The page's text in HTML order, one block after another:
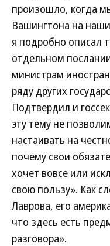
произошло, когда
Вашингтона на
я подробно описал
отдельном
министрам
ряду других
Подтвердил и
эту тему не
настаивать на
почему свои
хочет вовсе или
свою пользу». Как
Лаврова, его
что здесь есть
разговора».